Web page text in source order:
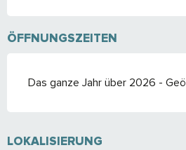
ÖFFNUNGSZEITEN
Das ganze Jahr über 2026 -
LOKALISIERUNG